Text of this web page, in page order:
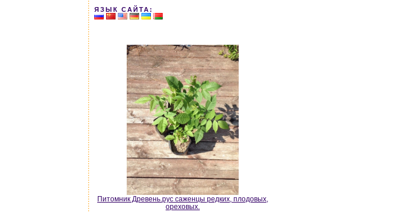
ЯЗЫК САЙТА:
Питомник Древень.рус саженцы редких, плодовых,
ореховых.